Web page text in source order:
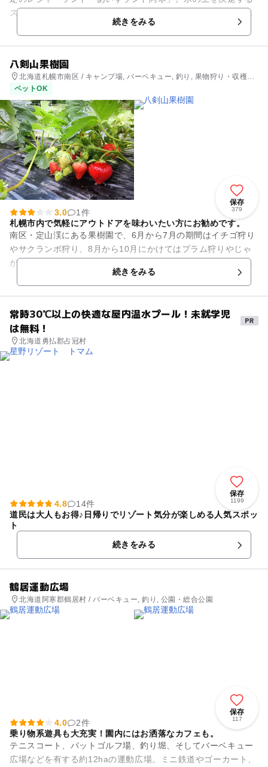
スノーモービルやバナナボート、小学生から簡単に乗れる四輪
バギー、氷上スキーツーリン...続きをみる
八剣山果樹園
北海道札幌市南区 / キャンプ場, バーベキュー, 釣り, 果物狩り・収穫体
験, いちご狩り
ペットOK
保存
379
3.0
1件
札幌市内で気軽にアウトドアを味わいたい方にお勧めです。
南区・定山渓にある果樹園で、6月から7月の期間はイチゴ狩り
やサクランボ狩り、8月から10月にかけてはプラム狩りやじゃ
がいも・とうきび収穫体験を楽しむことができます。また、バ
ーベキューハウスで美味...続きをみる
常時30℃以上の快適な屋内温水プール！未就学児
は無料！
北海道勇払郡占冠村
保存
1199
4.8
14件
道民は大人もお得♪日帰りでリゾート気分が楽しめる人気スポッ
ト
続きをみる
鶴居運動広場
北海道阿寒郡鶴居村 / バーベキュー, 釣り, 公園・総合公園
保存
117
4.0
2件
乗り物系遊具も大充実！園内にはお洒落なカフェも。
テニスコート、パットゴルフ場、釣り堀、そしてバーベキュー
広場などを有する約12haの運動広場。ミニ鉄道やゴーカート、